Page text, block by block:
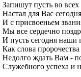
Запишут пусть во
Настал для Вас
И с присвоеньем
Мы все сердечно
И пусть сегодня наши
Как слова пророчества
Недолго ждать Вам -
Служебного успеха и